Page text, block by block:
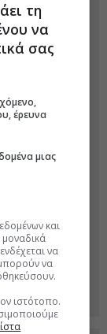
τη
να
σας
έρευνα
μιας
και
να
να
ιστότοπο.